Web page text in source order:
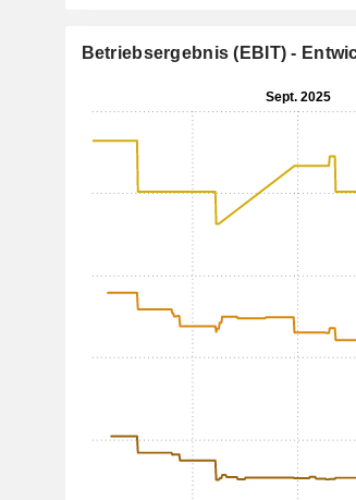
Betriebsergebnis (EBIT) -